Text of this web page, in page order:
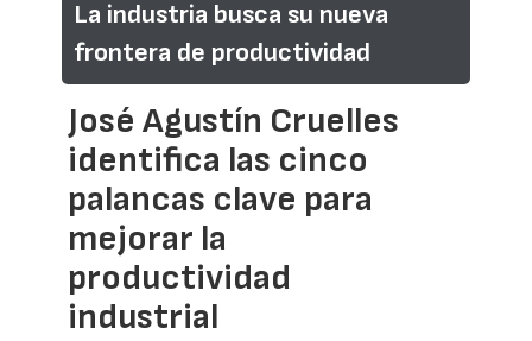
La industria busca su nueva
frontera de productividad
José Agustín Cruelles
identifica las cinco
palancas clave para
mejorar la
productividad
industrial